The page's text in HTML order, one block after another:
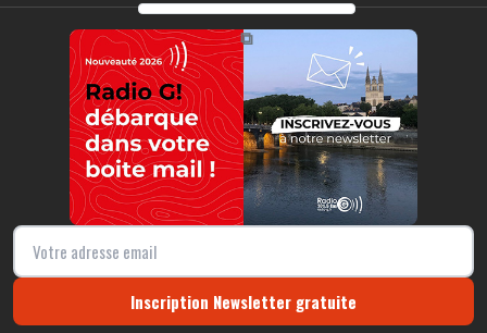
https://radio-g.fr?14402
⧉
Inscription Newsletter gratuite